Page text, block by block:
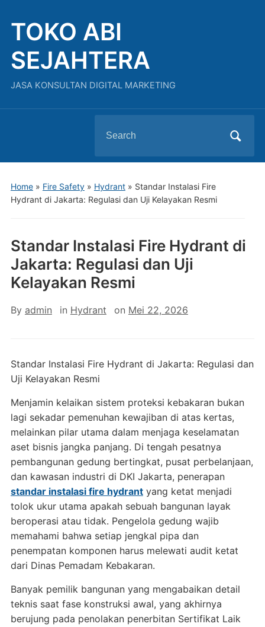
TOKO ABI
SEJAHTERA
JASA KONSULTAN DIGITAL MARKETING
for:
Home» Fire Safety» Hydrant» Standar Instalasi Fire
Hydrant di Jakarta: Regulasi dan Uji Kelayakan Resmi
Standar Instalasi Fire Hydrant di
Jakarta: Regulasi dan Uji
Kelayakan Resmi
By admin in Hydrant on Mei 22, 2026
Standar Instalasi Fire Hydrant di Jakarta: Regulasi dan
Uji Kelayakan Resmi
Menjamin kelaikan sistem proteksi kebakaran bukan
lagi sekadar pemenuhan kewajiban di atas kertas,
melainkan pilar utama dalam menjaga keselamatan
aset bisnis jangka panjang. Di tengah pesatnya
pembangunan gedung bertingkat, pusat perbelanjaan,
dan kawasan industri di DKI Jakarta, penerapan
standar instalasi fire hydrantyang ketat menjadi
tolok ukur utama apakah sebuah bangunan layak
beroperasi atau tidak. Pengelola gedung wajib
memahami bahwa setiap jengkal pipa dan
penempatan komponen harus melewati audit ketat
dari Dinas Pemadam Kebakaran.
Banyak pemilik bangunan yang mengabaikan detail
teknis saat fase konstruksi awal, yang akhirnya
berujung pada penolakan penerbitan Sertifikat Laik